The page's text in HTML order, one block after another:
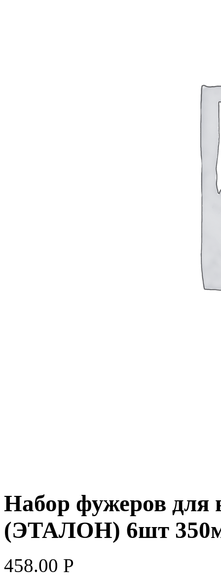
Набор фужеров
(ЭТАЛОН) 6шт
458.00 Р